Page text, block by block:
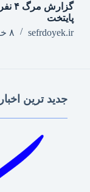
پایتخت
sefrdoyek.ir
۸ خرداد ۱۴۰۵
جدید ترین